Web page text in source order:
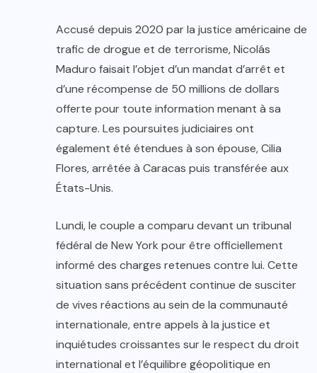
Accusé depuis 2020 par la justice américaine de
trafic de drogue et de terrorisme, Nicolás
Maduro faisait l’objet d’un mandat d’arrêt et
d’une récompense de 50 millions de dollars
offerte pour toute information menant à sa
capture. Les poursuites judiciaires ont
également été étendues à son épouse, Cilia
Flores, arrêtée à Caracas puis transférée aux
États-Unis.
Lundi, le couple a comparu devant un tribunal
fédéral de New York pour être officiellement
informé des charges retenues contre lui. Cette
situation sans précédent continue de susciter
de vives réactions au sein de la communauté
internationale, entre appels à la justice et
inquiétudes croissantes sur le respect du droit
international et l’équilibre géopolitique en